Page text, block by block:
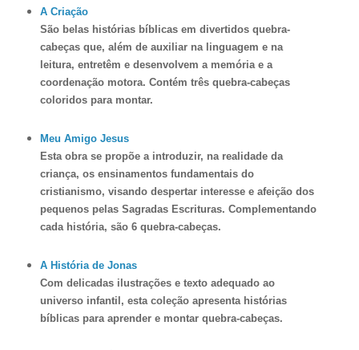
A Criação
São belas histórias bíblicas em divertidos quebra-
cabeças que, além de auxiliar na linguagem e na
leitura, entretêm e desenvolvem a memória e a
coordenação motora. Contém três quebra-cabeças
coloridos para montar.
Meu Amigo Jesus
Esta obra se propõe a introduzir, na realidade da
criança, os ensinamentos fundamentais do
cristianismo, visando despertar interesse e afeição dos
pequenos pelas Sagradas Escrituras. Complementando
cada história, são 6 quebra-cabeças.
A História de Jonas
Com delicadas ilustrações e texto adequado ao
universo infantil, esta coleção apresenta histórias
bíblicas para aprender e montar quebra-cabeças.